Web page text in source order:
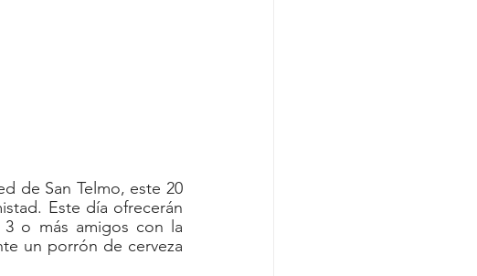
de San Telmo, este 20
Este día ofrecerán
o más amigos con la
un porrón de cerveza